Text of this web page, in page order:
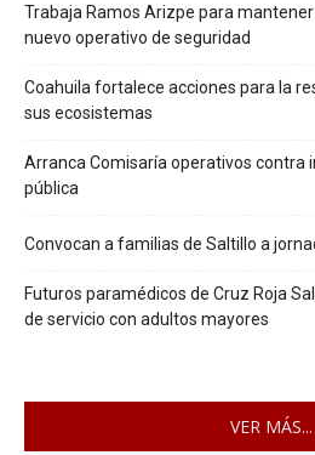
Trabaja Ramos Arizpe para
nuevo operativo de seguridad
Coahuila fortalece acciones para la
sus ecosistemas
Arranca Comisaría operativos contra
pública
Convocan a familias de Saltillo a
Futuros paramédicos de Cruz Roja
de servicio con adultos mayores
VER MÁS...